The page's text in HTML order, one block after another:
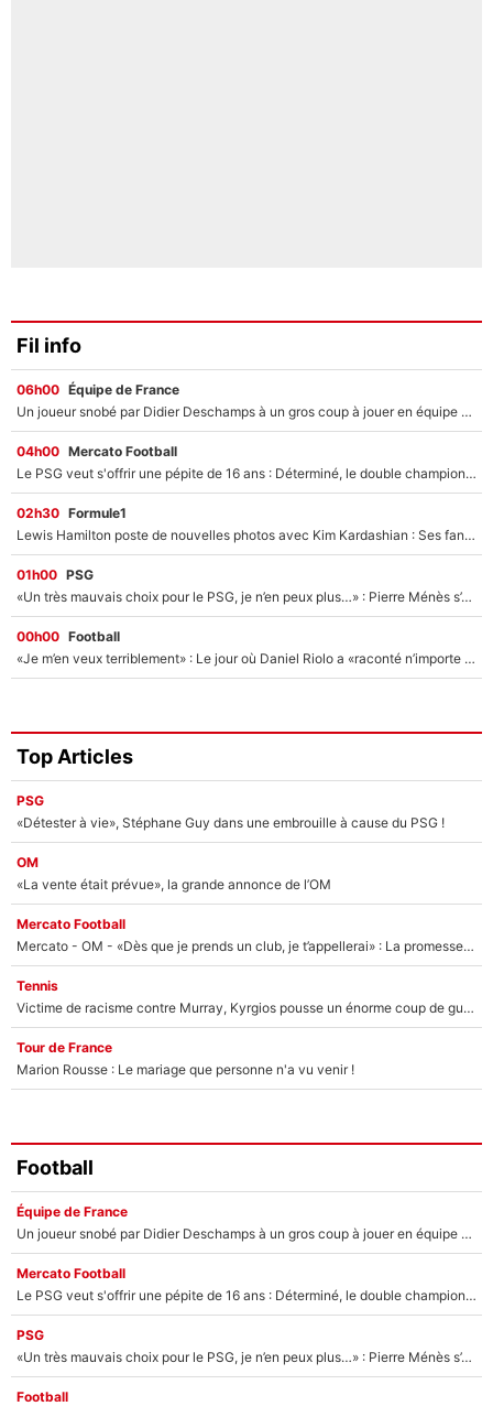
Fil info
06h00 Équipe de France
Un joueur snobé par Didier Deschamps à un gros coup à jouer en équipe de France : Zinedine Zidane a trouvé son numéro 9 ?
04h00 Mercato Football
Le PSG veut s'offrir une pépite de 16 ans : Déterminé, le double champion d'Europe en titre est prêt à lâcher 40M€ pour celui que l'on compare déjà à Vinicius Jr !
02h30 Formule1
Lewis Hamilton poste de nouvelles photos avec Kim Kardashian : Ses fans le voient déjà redevenir champion du monde de F1 grâce à elle !
01h00 PSG
«Un très mauvais choix pour le PSG, je n’en peux plus…» : Pierre Ménès s’est complètement trompé avec Luis Enrique et ces déclarations le prouvent !
00h00 Football
«Je m’en veux terriblement» : Le jour où Daniel Riolo a «raconté n’importe quoi» dans l'After Foot !
Top Articles
PSG
«Détester à vie», Stéphane Guy dans une embrouille à cause du PSG !
OM
«La vente était prévue», la grande annonce de l’OM
Mercato Football
Mercato - OM - «Dès que je prends un club, je t’appellerai» : La promesse de Marcelino au moment de claquer la porte
Tennis
Victime de racisme contre Murray, Kyrgios pousse un énorme coup de gueule !
Tour de France
Marion Rousse : Le mariage que personne n'a vu venir !
Football
Équipe de France
Un joueur snobé par Didier Deschamps à un gros coup à jouer en équipe de France : Zinedine Zidane a trouvé son numéro 9 ?
Mercato Football
Le PSG veut s'offrir une pépite de 16 ans : Déterminé, le double champion d'Europe en titre est prêt à lâcher 40M€ pour celui que l'on compare déjà à Vinicius Jr !
PSG
«Un très mauvais choix pour le PSG, je n’en peux plus…» : Pierre Ménès s’est complètement trompé avec Luis Enrique et ces déclarations le prouvent !
Football